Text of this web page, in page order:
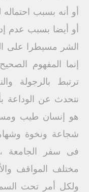
أو أنه بسبب
أو أيضا بسبب عدم
الشر مسيطرا على
إنما المفهوم
ترتبط بالرجولة
نتحدث عن الوداعة
هو إنسان طيب
شجاعة ونخوة
فى سفر الجامعة
مختلف المواقف
ولكل أمر تحت